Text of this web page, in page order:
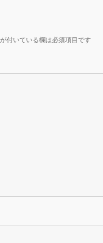
が付いている欄は必須項目です